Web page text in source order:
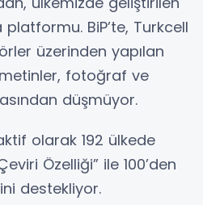
BiP’te, Turkcell
üzerinden yapılan
fotoğraf ve
düşmüyor.
olarak 192 ülkede
Özelliği” ile 100’den
destekliyor.